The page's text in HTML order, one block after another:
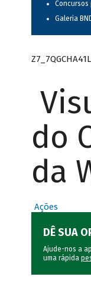
Concursos
Galeria
do
da
Ações
DÊ SUA
Ajude-nos a
uma rápida